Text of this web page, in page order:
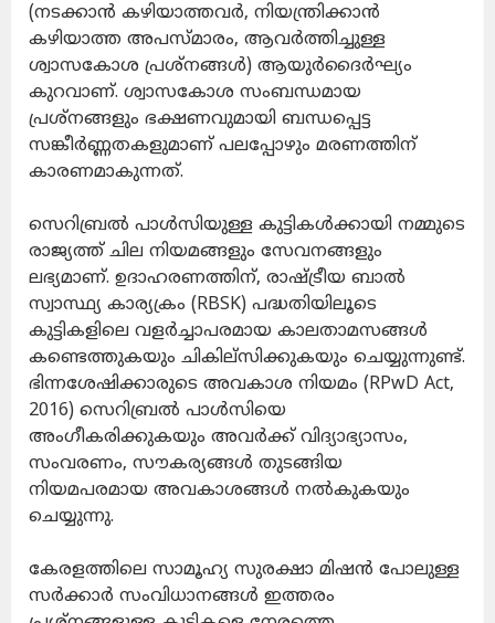
(നടക്കാൻ കഴിയാത്തവർ, നിയന്ത്രിക്കാൻ
കഴിയാത്ത അപസ്മാരം, ആവർത്തിച്ചുള്ള
ശ്വാസകോശ പ്രശ്നങ്ങൾ) ആയുർദൈർഘ്യം
കുറവാണ്. ശ്വാസകോശ സംബന്ധമായ
പ്രശ്നങ്ങളും ഭക്ഷണവുമായി ബന്ധപ്പെട്ട
സങ്കീർണ്ണതകളുമാണ് പലപ്പോഴും മരണത്തിന്
കാരണമാകുന്നത്.
സെറിബ്രൽ പാൾസിയുള്ള കുട്ടികൾക്കായി നമ്മുടെ
രാജ്യത്ത് ചില നിയമങ്ങളും സേവനങ്ങളും
ലഭ്യമാണ്. ഉദാഹരണത്തിന്, രാഷ്ട്രീയ ബാൽ
സ്വാസ്ഥ്യ കാര്യക്രം (RBSK) പദ്ധതിയിലൂടെ
കുട്ടികളിലെ വളർച്ചാപരമായ കാലതാമസങ്ങൾ
കണ്ടെത്തുകയും ചികില്സിക്കുകയും ചെയ്യുന്നുണ്ട്.
ഭിന്നശേഷിക്കാരുടെ അവകാശ നിയമം (RPwD Act,
2016) സെറിബ്രൽ പാൾസിയെ
അംഗീകരിക്കുകയും അവർക്ക് വിദ്യാഭ്യാസം,
സംവരണം, സൗകര്യങ്ങൾ തുടങ്ങിയ
നിയമപരമായ അവകാശങ്ങൾ നൽകുകയും
ചെയ്യുന്നു.
കേരളത്തിലെ സാമൂഹ്യ സുരക്ഷാ മിഷൻ പോലുള്ള
സർക്കാർ സംവിധാനങ്ങൾ ഇത്തരം